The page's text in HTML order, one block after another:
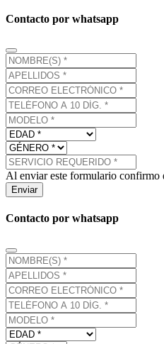
Contacto por whatsapp
Al enviar este formulario confirmo
Enviar
Contacto por whatsapp